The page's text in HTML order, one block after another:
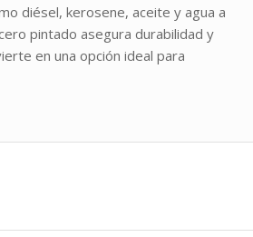
diésel, kerosene, aceite y agua a
pintado asegura durabilidad y
en una opción ideal para